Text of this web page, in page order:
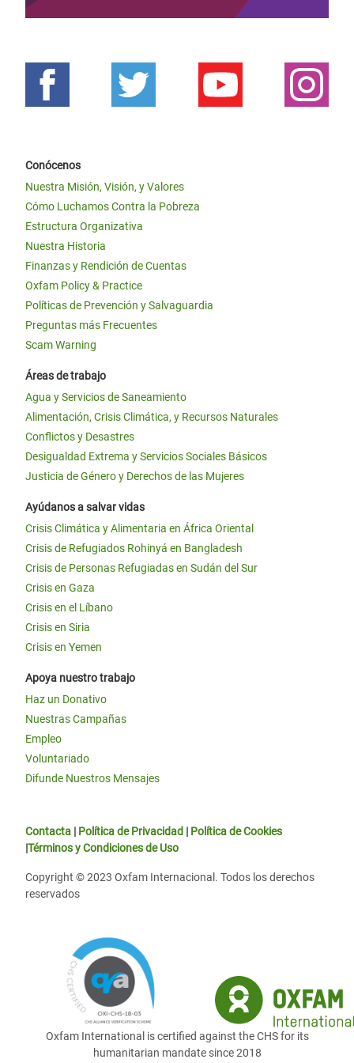
Conócenos
Nuestra Misión, Visión, y Valores
Cómo Luchamos Contra la Pobreza
Estructura Organizativa
Nuestra Historia
Finanzas y Rendición de Cuentas
Oxfam Policy & Practice
Políticas de Prevención y Salvaguardia
Preguntas más Frecuentes
Scam Warning
Áreas de trabajo
Agua y Servicios de Saneamiento
Alimentación, Crisis Climática, y Recursos Naturales
Conflictos y Desastres
Desigualdad Extrema y Servicios Sociales Básicos
Justicia de Género y Derechos de las Mujeres
Ayúdanos a salvar vidas
Crisis Climática y Alimentaria en África Oriental
Crisis de Refugiados Rohinyá en Bangladesh
Crisis de Personas Refugiadas en Sudán del Sur
Crisis en Gaza
Crisis en el Líbano
Crisis en Siria
Crisis en Yemen
Apoya nuestro trabajo
Haz un Donativo
Nuestras Campañas
Empleo
Voluntariado
Difunde Nuestros Mensajes
Contacta | Política de Privacidad | Política de Cookies
|Términos y Condiciones de Uso
Copyright © 2023 Oxfam Internacional. Todos los derechos
reservados
Oxfam International is certified against the CHS for its
humanitarian mandate since 2018